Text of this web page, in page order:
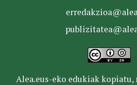
Alea.eus-eko edukiak kopiatu,